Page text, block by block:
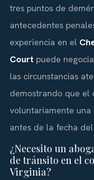
tres puntos de
antecedentes
experiencia en el
Court puede
las circunstancias
demostrando que el
voluntariamente
antes de la fecha
¿Necesito un
de tránsito en el
Virginia?